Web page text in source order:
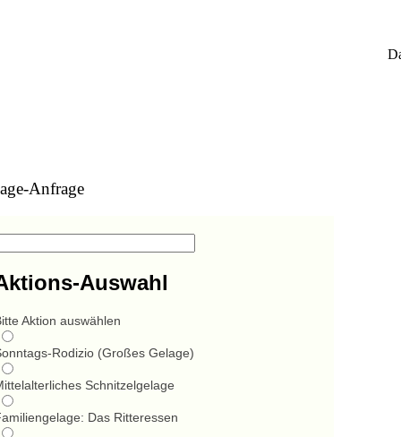
Anfrage
Auswahl
Aktion auswählen
Rodizio (Großes Gelage)
Schnitzelgelage
Das Ritteressen